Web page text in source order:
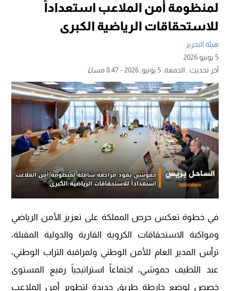
لمنظومة أمن الملاعب استعداداً
للاستحقاقات الرياضية الكبرى
هيئة التحرير
5 يونيو 2026
آخر تحديث :الجمعة, 5 يونيو, 2026 - 8:47 مساءً
في خطوة تعكس حرص المملكة على تعزيز الأمن الرياضي
ومواكبة الاستحقاقات الكروية القارية والدولية المقبلة،
ترأس المدير العام للأمن الوطني ولمراقبة التراب الوطني،
عبد اللطيف حموشي، اجتماعاً استراتيجياً رفيع المستوى
خصص لوضع خارطة طريق جديدة لتطوير أمن الملاعب